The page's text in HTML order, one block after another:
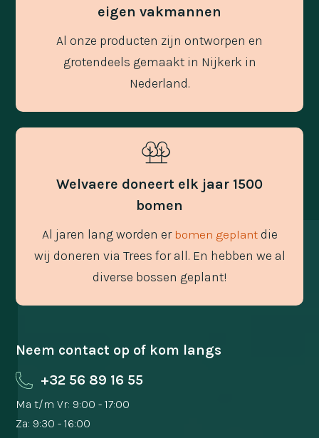
eigen vakmannen
Al onze producten zijn ontworpen en
grotendeels gemaakt in Nijkerk in
Nederland.
Welvaere doneert elk jaar 1500
bomen
Al jaren lang worden er bomen geplantdie
wij doneren via Trees for all. En hebben we al
diverse bossen geplant!
Neem contact op of kom langs
+32 56 89 16 55
Ma t/m Vr: 9:00 - 17:00
Za: 9:30 - 16:00